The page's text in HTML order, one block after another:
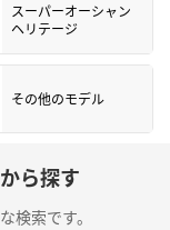
スーパーオーシャン
ヘリテージ
その他のモデル
から探す
検索です。